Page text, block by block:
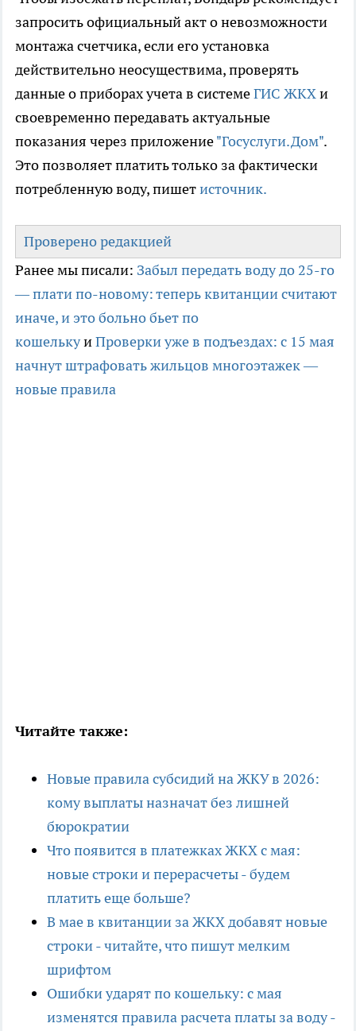
запросить официальный акт о невозможности
монтажа счетчика, если его установка
действительно неосуществима, проверять
данные о приборах учета в системеГИС ЖКХи
своевременно передавать актуальные
показания через приложение"Госуслуги.Дом".
Это позволяет платить только за фактически
потребленную воду, пишетисточник.
Проверено редакцией
Ранее мы писали: Забыл передать воду до 25-го
— плати по-новому: теперь квитанции считают
иначе, и это больно бьет по
кошелькуиПроверки уже в подъездах: с 15 мая
начнут штрафовать жильцов многоэтажек —
новые правила
Читайте также:
Новые правила субсидий на ЖКУ в 2026:
кому выплаты назначат без лишней
бюрократии
Что появится в платежках ЖКХ с мая:
новые строки и перерасчеты - будем
платить еще больше?
В мае в квитанции за ЖКХ добавят новые
строки - читайте, что пишут мелким
шрифтом
Ошибки ударят по кошельку: с мая
изменятся правила расчета платы за воду -